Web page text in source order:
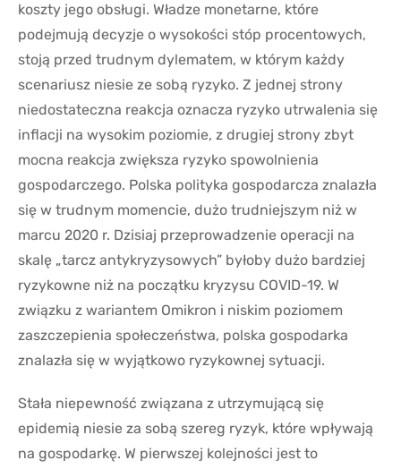
koszty jego obsługi. Władze monetarne, które
podejmują decyzje o wysokości stóp procentowych,
stoją przed trudnym dylematem, w którym każdy
scenariusz niesie ze sobą ryzyko. Z jednej strony
niedostateczna reakcja oznacza ryzyko utrwalenia się
inflacji na wysokim poziomie, z drugiej strony zbyt
mocna reakcja zwiększa ryzyko spowolnienia
gospodarczego. Polska polityka gospodarcza znalazła
się w trudnym momencie, dużo trudniejszym niż w
marcu 2020 r. Dzisiaj przeprowadzenie operacji na
skalę „tarcz antykryzysowych” byłoby dużo bardziej
ryzykowne niż na początku kryzysu COVID-19. W
związku z wariantem Omikron i niskim poziomem
zaszczepienia społeczeństwa, polska gospodarka
znalazła się w wyjątkowo ryzykownej sytuacji.
Stała niepewność związana z utrzymującą się
epidemią niesie za sobą szereg ryzyk, które wpływają
na gospodarkę. W pierwszej kolejności jest to